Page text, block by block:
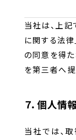
当社は、上
に関する法
の同意を得
を第三者へ提
７．個人情
当社では、